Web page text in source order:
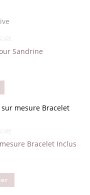
Sandrine
Bracelet Inclus